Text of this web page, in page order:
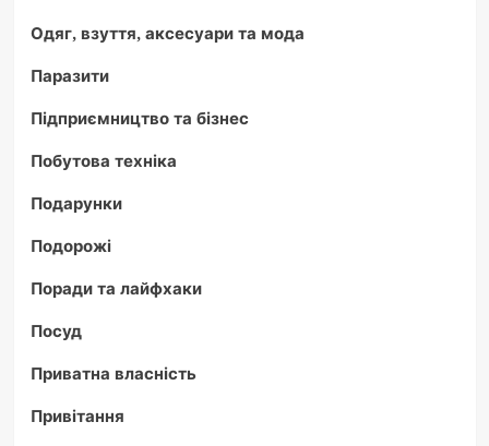
Одяг, взуття, аксесуари та мода
Паразити
Підприємництво та бізнес
Побутова техніка
Подарунки
Подорожі
Поради та лайфхаки
Посуд
Приватна власність
Привітання